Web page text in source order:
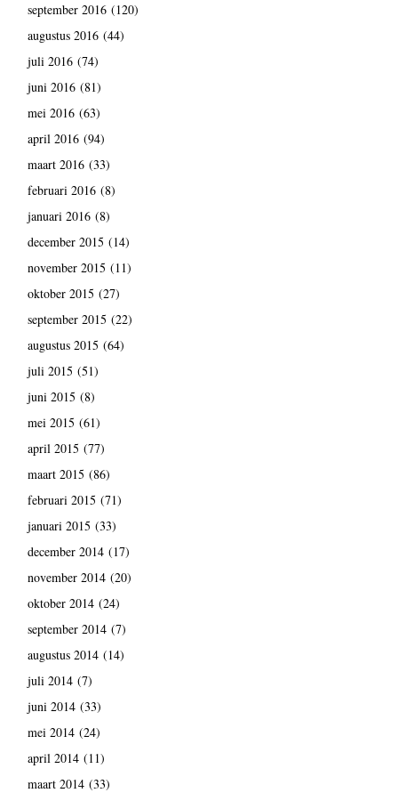
september 2016(120)
augustus 2016(44)
juli 2016(74)
juni 2016(81)
mei 2016(63)
april 2016(94)
maart 2016(33)
februari 2016(8)
januari 2016(8)
december 2015 (14)
november 2015 (11)
oktober 2015 (27)
september 2015 (22)
augustus 2015 (64)
juli 2015 (51)
juni 2015 (8)
mei 2015 (61)
april 2015 (77)
maart 2015 (86)
februari 2015 (71)
januari 2015 (33)
december 2014(17)
november 2014(20)
oktober 2014(24)
september 2014(7)
augustus 2014(14)
juli 2014(7)
juni 2014(33)
mei 2014(24)
april 2014(11)
maart 2014(33)